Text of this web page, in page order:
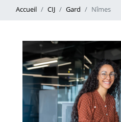
Accueil CIJ Gard Nîmes